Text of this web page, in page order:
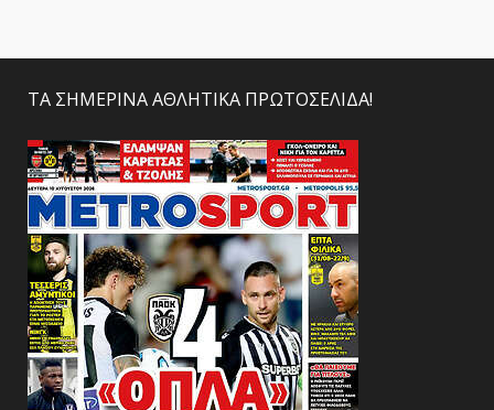
ΤΑ ΣΗΜΕΡΙΝΑ ΑΘΛΗΤΙΚΑ ΠΡΩΤΟΣΕΛΙΔΑ!